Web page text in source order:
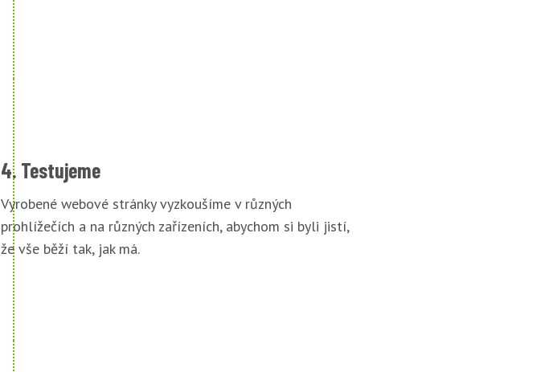
4. Testujeme
Vyrobené webové stránky vyzkoušíme v různých
prohlížečích a na různých zařízeních, abychom si byli jistí,
že vše běží tak, jak má.